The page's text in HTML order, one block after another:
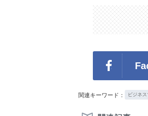
関連キーワード： ビジネ